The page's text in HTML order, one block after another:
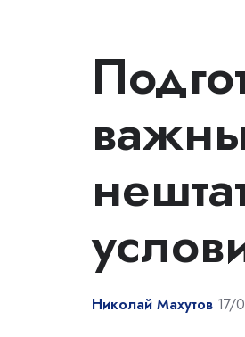
Николай Махутов 17/